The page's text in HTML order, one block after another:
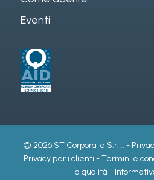
Eventi
© 2026 ST Corporate S.r.l.. -
Privacy per i clienti -Termini e
la qualità -